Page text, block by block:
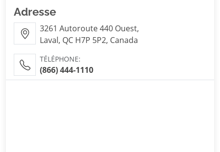
Adresse
3261 Autoroute 440 Ouest,
Laval, QC H7P 5P2, Canada
TÉLÉPHONE:
(866) 444-1110